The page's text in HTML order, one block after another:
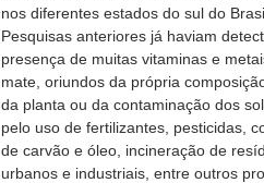
nos diferentes estados do sul do
Pesquisas anteriores já haviam
presença de muitas vitaminas e
mate, oriundos da própria
da planta ou da contaminação dos
pelo uso de fertilizantes, pesticidas,
de carvão e óleo, incineração de
urbanos e industriais, entre outros